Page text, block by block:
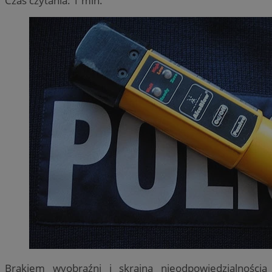
Brakiem wyobraźni i skrajną nieodpowiedzialnością